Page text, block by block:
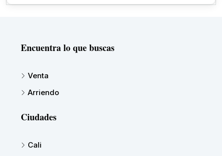
Encuentra lo que buscas
Venta
Arriendo
Ciudades
Cali